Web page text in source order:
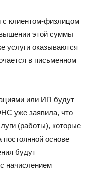
с клиентом-физлицом
этой суммы
услуги оказываются
в письменном
или ИП будут
уже заявила, что
(работы), которые
основе
будут
начислением